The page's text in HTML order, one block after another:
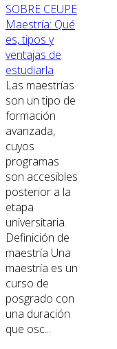
SOBRE CEUPE
Maestría: Qué
es, tipos y
ventajas de
estudiarla
Las maestrías
son un tipo de
formación
avanzada,
cuyos
programas
son accesibles
posterior a la
etapa
universitaria.
Definición de
maestría Una
maestría es un
curso de
posgrado con
una duración
que osc...